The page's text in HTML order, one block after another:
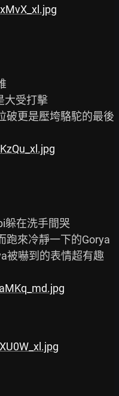
大受打擊
破更是壓垮駱駝的最後
躲在洗手間哭
跑來冷靜一下的Gorya
被嚇到的表情超有趣